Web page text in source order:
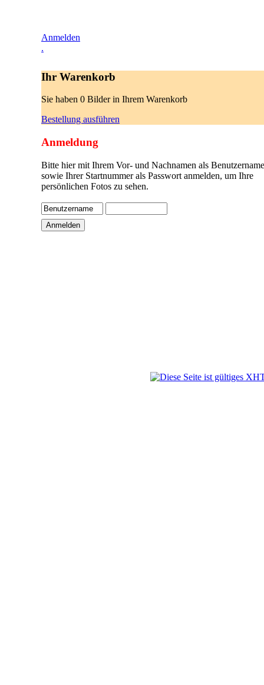
Anmelden
.
Ihr Warenkorb
Sie haben 0 Bilder in Ihrem Warenkorb
Bestellung ausführen
Anmeldung
Bitte hier mit Ihrem Vor- und Nachnamen als
sowie Ihrer Startnummer als Passwort anmelden, um Ihre
persönlichen Fotos zu sehen.